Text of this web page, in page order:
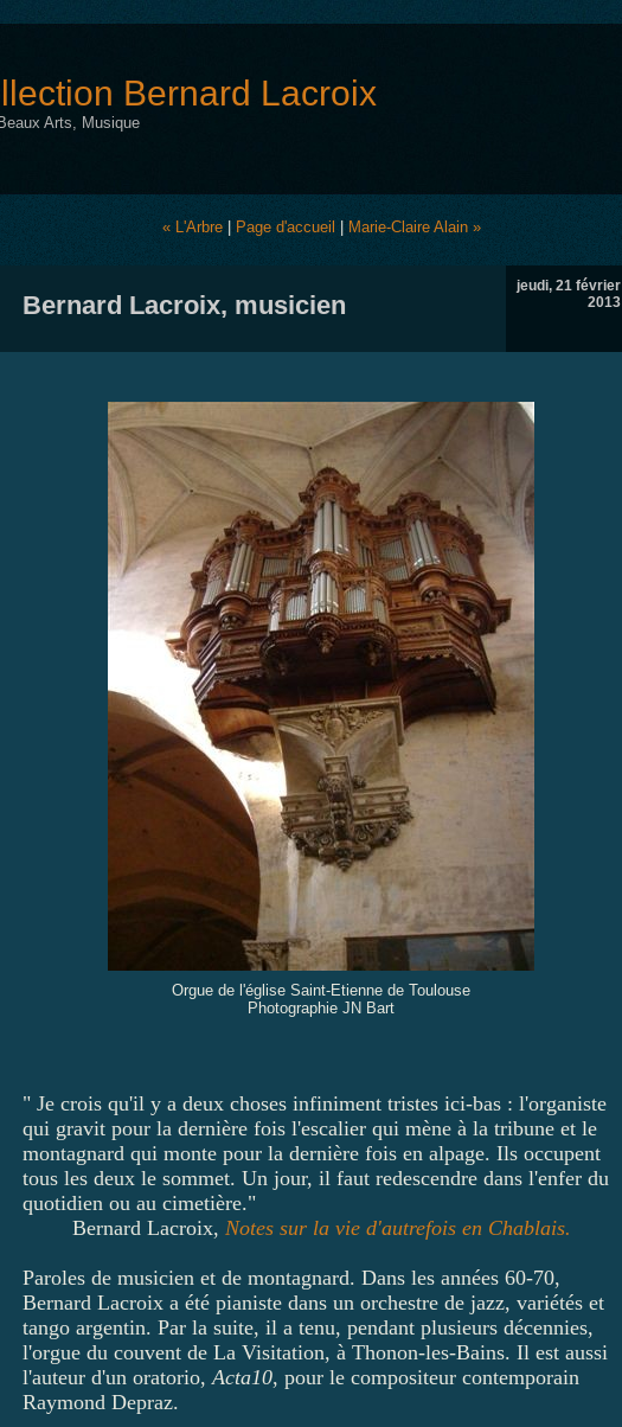
Bernard Lacroix
Arts, Musique
« L'Arbre| Page d'accueil | Marie-Claire Alain »
jeudi, 21 février
2013
Bernard Lacroix, musicien
Orgue de l'église Saint-Etienne de Toulouse
Photographie JN Bart
" Je crois qu'il y a deux choses infiniment tristes ici-bas : l'organiste
qui gravit pour la dernière fois l'escalier qui mène à la tribune et le
montagnard qui monte pour la dernière fois en alpage. Ils occupent
tous les deux le sommet. Un jour, il faut redescendre dans l'enfer du
quotidien ou au cimetière."
Bernard Lacroix, Notes sur la vie d'autrefois en Chablais.
Paroles de musicien et de montagnard. Dans les années 60-70,
Bernard Lacroix a été pianiste dans un orchestre de jazz, variétés et
tango argentin. Par la suite, il a tenu, pendant plusieurs décennies,
l'orgue du couvent de La Visitation, à Thonon-les-Bains. Il est aussi
l'auteur d'un oratorio,Acta10, pour le compositeur contemporain
Raymond Depraz.